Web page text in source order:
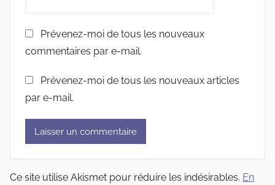
Prévenez-moi de tous les nouveaux
commentaires par e-mail.
Prévenez-moi de tous les nouveaux articles
par e-mail.
Ce site utilise Akismet pour réduire les indésirables. En